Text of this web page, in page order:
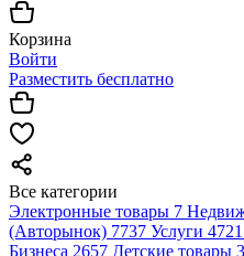
Корзина
Войти
Разместить бесплатно
Все категории
Электронные товары 7
(Авторынок) 7737 Услуги 4721
Бизнеса 2657 Детские товары